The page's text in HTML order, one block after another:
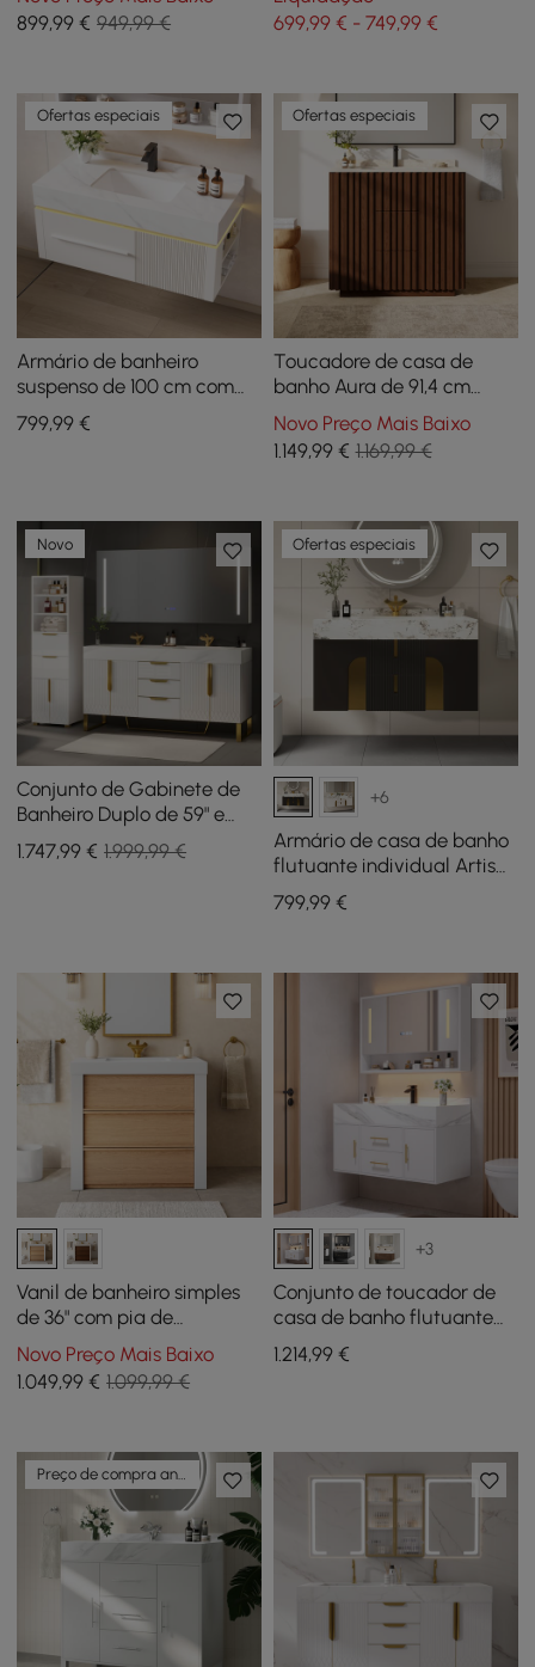
Cuba, 3 Gavetas, Tampo
de Pedra Sinterizada
899,99 € 949,99 €
flutuante de 39,4
polegadas, vaidade de
699,99 € - 749,99 €
Ofertas especiais
Armário de banheiro
suspenso de 100 cm com
tampo de pedra
sinterizada, luz sensora
799,99 €
Ofertas especiais
Toucadore de casa de
banho Aura de 91,4 cm
canelado, independente,
com lavatório e luz
Novo Preço Mais Baixo
1.149,99€ 1.169,99 €
Novo
Conjunto de Gabinete de
Banheiro Duplo de 59" e
Armário de
Armazenamento de
1.747,99 € 1.999,99 €
Ofertas especiais
+6
Armário de casa de banho
flutuante individual Artis
de 91 cm com lavatório,
tampo em pedra
799,99€
Vanil de banheiro simples
de 36" com pia de
cerâmica, tampo de pedra
sinterizada
Novo Preço Mais Baixo
1.049,99 € 1.099,99 €
+3
Conjunto de toucador de
casa de banho flutuante
branco de 100 cm com
armário espelhado LED
1.214,99€
Preço de compra antecipada